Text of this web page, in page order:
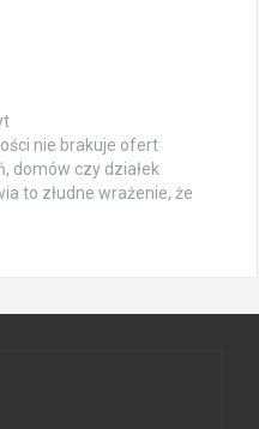
nie brakuje ofert
domów czy działek
to złudne wrażenie, że